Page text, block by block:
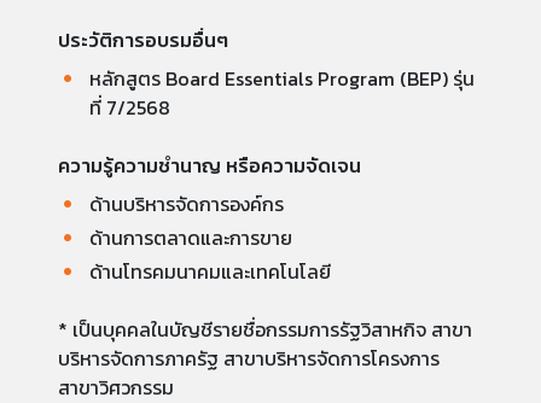
ประวัติการอบรมอื่นๆ
หลักสูตร Board Essentials Program (BEP) รุ่น
ที่ 7/2568
ความรู้ความชำนาญ หรือความจัดเจน
ด้านบริหารจัดการองค์กร
ด้านการตลาดและการขาย
ด้านโทรคมนาคมและเทคโนโลยี
* เป็นบุคคลในบัญชีรายชื่อกรรมการรัฐวิสาหกิจ สาขา
บริหารจัดการภาครัฐ สาขาบริหารจัดการโครงการ
สาขาวิศวกรรม